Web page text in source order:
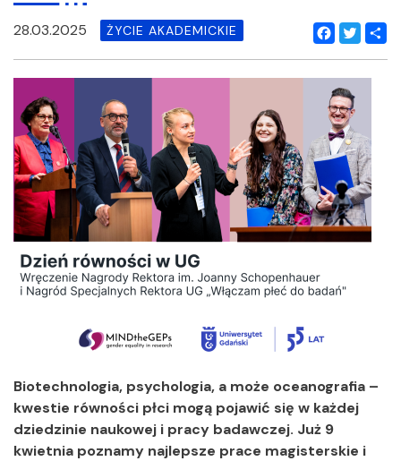
Facebook
Twitter
28.03.2025 ŻYCIE AKADEMICKIE
Biotechnologia, psychologia, a może oceanografia –
kwestie równości płci mogą pojawić się w każdej
dziedzinie naukowej i pracy badawczej. Już 9
kwietnia poznamy najlepsze prace magisterskie i